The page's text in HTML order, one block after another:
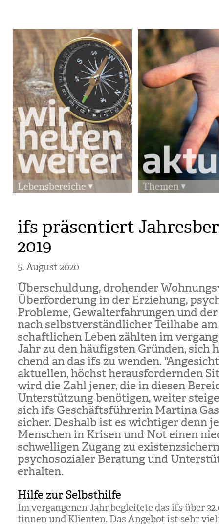
Lebensbereiche Themen
ifs präsentiert
2019
5. August 2020
Über­schul­dung, dro­hen­der
Über­for­de­rung in der Erzie­hung,
Pro­bleme, Gewalt­er­fah­run­gen und
nach selbst­ver­ständ­li­cher Teil­habe
schaft­li­chen Leben zähl­ten im
Jahr zu den häu­figs­ten Grün­den, sich
chend an das ifs zu wen­den.
aktu­el­len, höchst her­aus­for­dern­den
wird die Zahl jener, die in die­sen
Unter­stüt­zung benö­ti­gen, wei­ter
sich ifs Geschäfts­füh­re­rin Mar­tina
sicher. Des­halb ist es wich­ti­ger denn
Men­schen in Kri­sen und Not einen
schwel­li­gen Zugang zu
psy­cho­so­zia­ler Bera­tung und
erhal­ten.
Hilfe zur Selbsthilfe
Im ver­gan­ge­nen Jahr beglei­tete das ifs über
tin­nen und Kli­en­ten. Das Ange­bot ist sehr